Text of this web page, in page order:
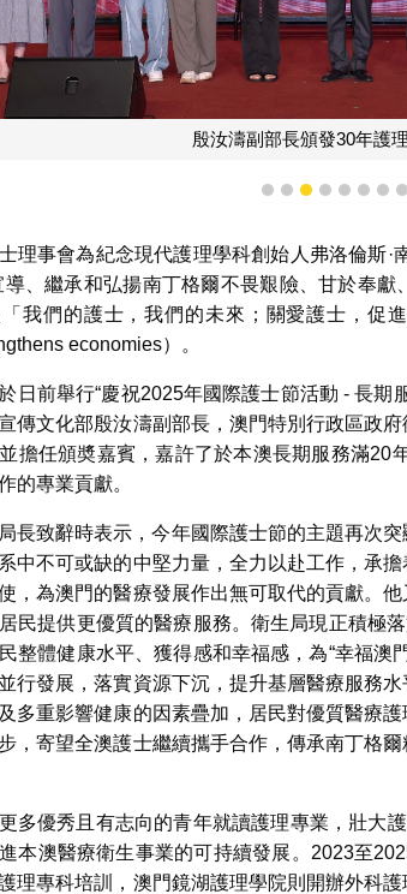
殷汝濤副部長頒發30年護
1 2 3 4 5 6 7 8
理事會為紀念現代護理學科創始人弗洛倫斯
導、繼承和弘揚南丁格爾不畏艱險、甘於奉
我們的護士，我們的未來；關愛護士，促
economies）。
日前舉行“慶祝2025年國際護士節活動 - 長期
傳文化部殷汝濤副部長，澳門特別行政區政
擔任頒奬嘉賓，嘉許了於本澳長期服務滿20
的專業貢獻。
長致辭時表示，今年國際護士節的主題再次
中不可或缺的中堅力量，全力以赴工作，承
，為澳門的醫療發展作出無可取代的貢獻。
民提供更優質的醫療服務。衛生局現正積極
整體健康水平、獲得感和幸福感，為“幸福澳
行發展，落實資源下沉，提升基層醫療服務
多重影響健康的因素疊加，居民對優質醫療
，寄望全澳護士繼續攜手合作，傳承南丁格
多優秀且有志向的青年就讀護理專業，壯大
本澳醫療衛生事業的可持續發展。2023至
理專科培訓，澳門鏡湖護理學院則開辦外科